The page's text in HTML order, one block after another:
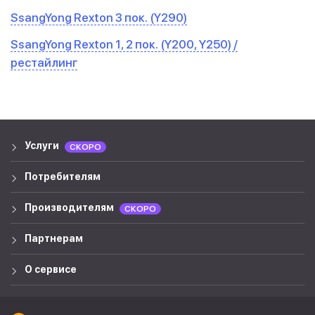
SsangYong Rexton 3 пок. (Y290)
SsangYong Rexton 1, 2 пок. (Y200, Y250) /
рестайлинг
Услуги СКОРО
Потребителям
Производителям СКОРО
Партнерам
О сервисе